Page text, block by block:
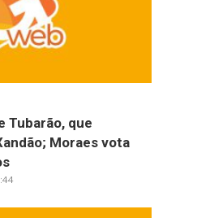
Tubarão, que
Moraes vota